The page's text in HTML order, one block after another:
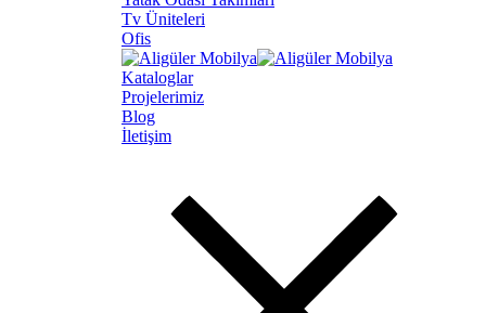
Tv Üniteleri
Ofis
Kataloglar
Projelerimiz
Blog
İletişim